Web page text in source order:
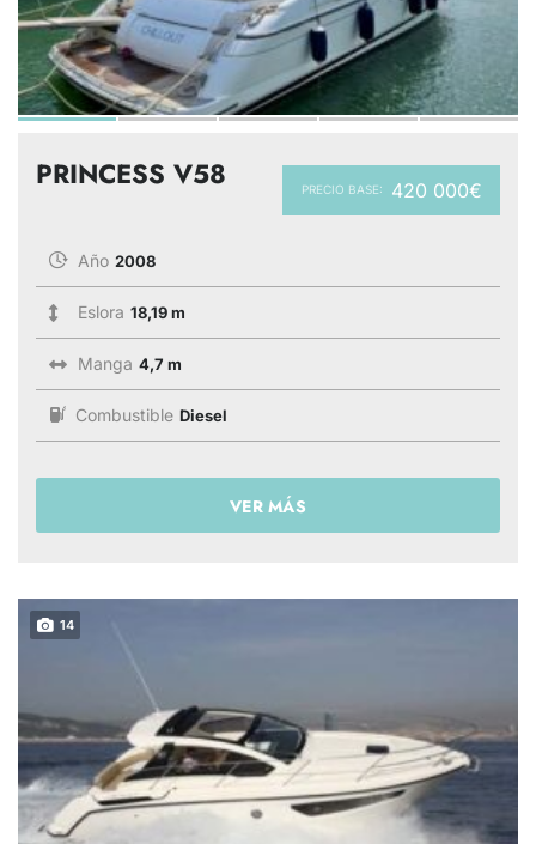
PRECIO BASE: 420 000€
PRINCESS V58
Año 2008
Eslora 18,19 m
Manga 4,7 m
Combustible Diesel
VER MÁS
14